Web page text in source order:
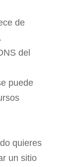
de
del
puede
quieres
un sitio